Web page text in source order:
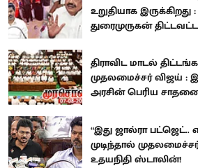
உறுதியாக
துரைமுருகன்
திராவிட மாடல்
முதலமைச்சர் விஜய் :
அரசின் பெரிய
“இது ஜால்ரா
முடிந்தால்
உதயநிதி ஸ்டாலின்!